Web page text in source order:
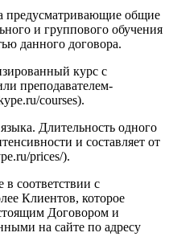
предусматривающие общие
и группового обучения
данного договора.
курс с
преподавателем-
courses).
Длительность одного
и составляет от
prices/).
соответствии с
Клиентов, которое
Договором и
на сайте по адресу